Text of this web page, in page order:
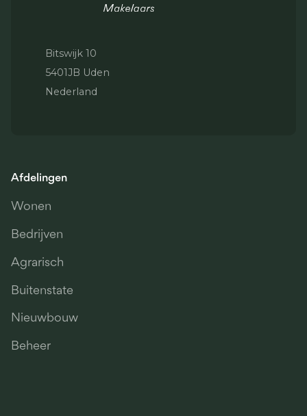
Bitswijk 10
5401JB Uden
Nederland
Afdelingen
Wonen
Bedrijven
Agrarisch
Buitenstate
Nieuwbouw
Beheer